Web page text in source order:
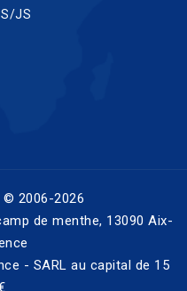
JS
© 2006-2026
de menthe, 13090 Aix-
- SARL au capital de 15